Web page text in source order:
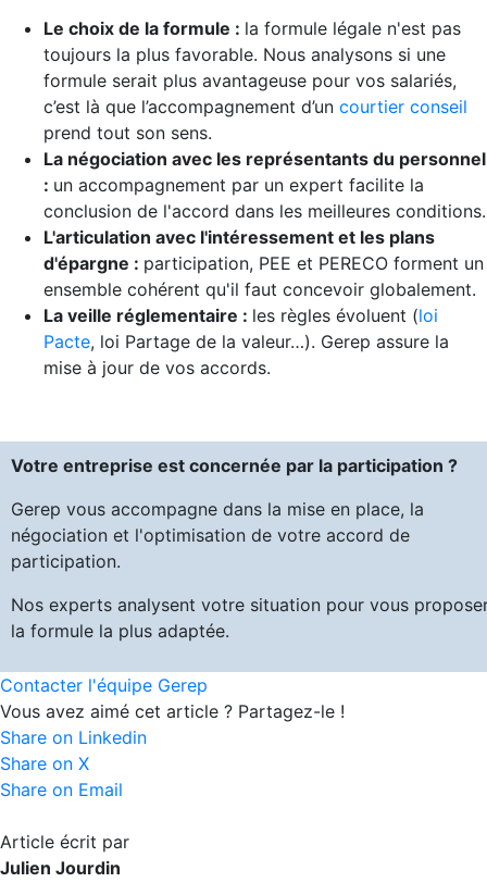
Le choix de la formule : la formule légale n'est pas
toujours la plus favorable. Nous analysons si une
formule serait plus avantageuse pour vos salariés,
c’est là que l’accompagnement d’un courtier conseil
prend tout son sens.
La négociation avec les représentants du personnel
: un accompagnement par un expert facilite la
conclusion de l'accord dans les meilleures conditions.
L'articulation avec l'intéressement et les plans
d'épargne : participation, PEE et PERECO forment un
ensemble cohérent qu'il faut concevoir globalement.
La veille réglementaire : les règles évoluent (loi
Pacte, loi Partage de la valeur…). Gerep assure la
mise à jour de vos accords.
Votre entreprise est concernée par la participation ?
Gerep vous accompagne dans la mise en place, la
négociation et l'optimisation de votre accord de
participation.
Nos experts analysent votre situation pour vous
la formule la plus adaptée.
Contacter l'équipe Gerep
Vous avez aimé cet article ? Partagez-le !
Share on Linkedin
Share on X
Share on Email
Article écrit par
Julien Jourdin